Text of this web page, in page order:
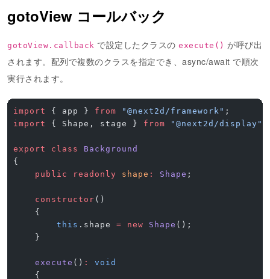
gotoView コールバック
gotoView.callback で設定したクラスの execute() が呼び出
されます。配列で複数のクラスを指定でき、async/await で順次
実行されます。
import { app } from "@next2d/framework" ;
import
{ Shape, stage } from "@next2d/display"
export class
Background
{
    public
readonly shape : Shape ;
    constructor
()
    {
        this
.shape = new Shape ();
    }
    execute
() :
void
    {